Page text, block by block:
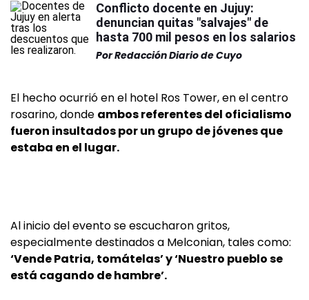
Conflicto docente en Jujuy:
denuncian quitas "salvajes" de
hasta 700 mil pesos en los salarios
PorRedacción Diario de Cuyo
El hecho ocurrió en el hotel Ros Tower, en el centro
rosarino, donde ambos referentes del oficialismo
fueron insultados por un grupo de jóvenes que
estaba en el lugar.
Al inicio del evento se escucharon gritos,
especialmente destinados a Melconian, tales como:
‘Vende Patria, tomátelas’ y ‘Nuestro pueblo se
está cagando de hambre’.